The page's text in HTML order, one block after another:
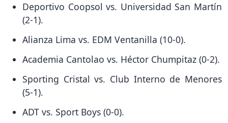
Deportivo Coopsol vs. Universidad San Martín
(2-1).
Alianza Lima vs. EDM Ventanilla (10-0).
Academia Cantolao vs. Héctor Chumpitaz (0-2).
Sporting Cristal vs. Club Interno de Menores
(5-1).
ADT vs. Sport Boys (0-0).